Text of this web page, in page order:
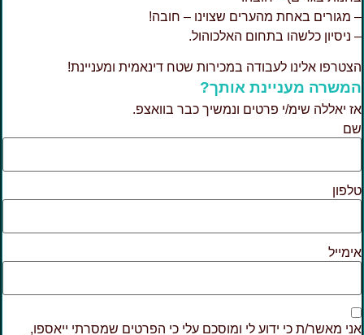
מגורים באחת מהערים שצוינו – חובה!
ניסיון כלשהו בתחום האלכוהול.
אלינו לעבודה במכירות שטח דינאמית ומעניינת!
מעניינת אותך?
יאללה שימ/י פרטים ונמשיך כבר בוואצפ.
מאשר/ת כי ידוע לי ומוסכם עלי כי הפרטים שמסרתי ייאספו,